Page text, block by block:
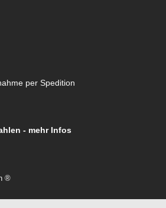
per Spedition
- mehr Infos
®